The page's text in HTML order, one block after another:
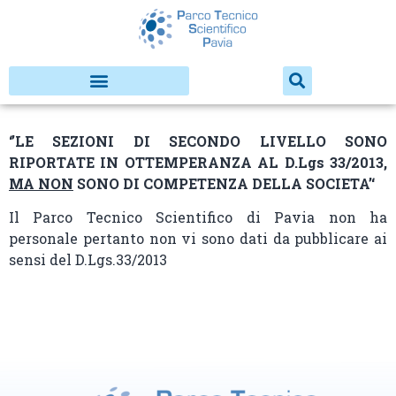
‘’LE SEZIONI DI SECONDO LIVELLO SONO
RIPORTATE IN OTTEMPERANZA AL D.Lgs 33/2013,
MA NON SONO DI COMPETENZA DELLA SOCIETA’‘
Il Parco Tecnico Scientifico di Pavia non ha
personale pertanto non vi sono dati da pubblicare ai
sensi del D.Lgs.33/2013